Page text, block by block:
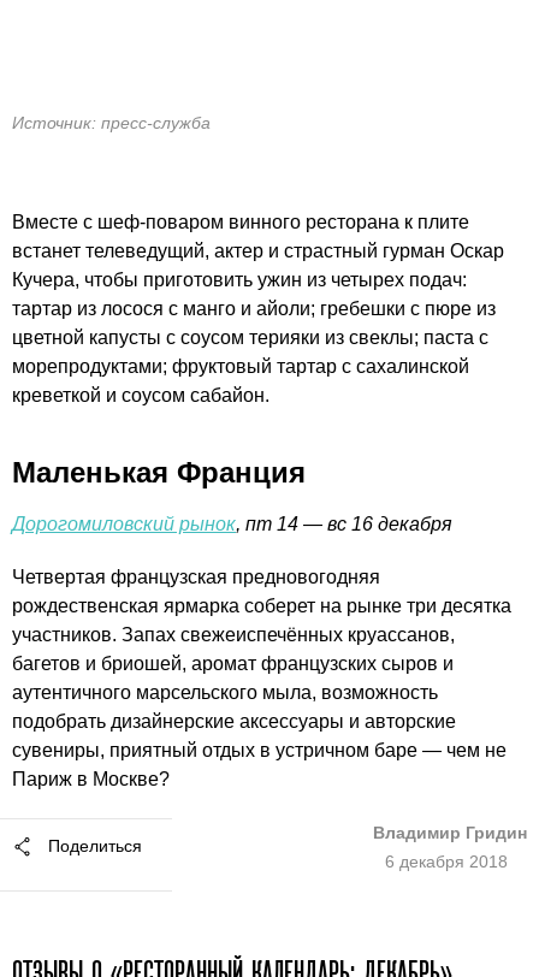
Источник: пресс-служба
Вместе с шеф-поваром винного ресторана к плите
встанет телеведущий, актер и страстный гурман Оскар
Кучера, чтобы приготовить ужин из четырех подач:
тартар из лосося с манго и айоли; гребешки с пюре из
цветной капусты с соусом терияки из свеклы; паста с
морепродуктами; фруктовый тартар с сахалинской
креветкой и соусом сабайон.
Маленькая Франция
Дорогомиловский рынок, пт 14 — вс 16 декабря
Четвертая французская предновогодняя
рождественская ярмарка соберет на рынке три десятка
участников. Запах свежеиспечённых круассанов,
багетов и бриошей, аромат французских сыров и
аутентичного марсельского мыла, возможность
подобрать дизайнерские аксессуары и авторские
сувениры, приятный отдых в устричном баре — чем не
Париж в Москве?
Поделиться
Владимир Гридин
6 декабря 2018